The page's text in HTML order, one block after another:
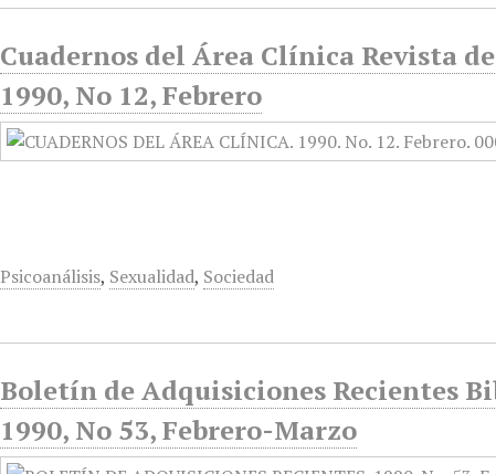
Cuadernos del Área Clínica Revista
1990, No 12, Febrero
Psicoanálisis, Sexualidad, Sociedad
Boletín de Adquisiciones Recientes
1990, No 53, Febrero-Marzo